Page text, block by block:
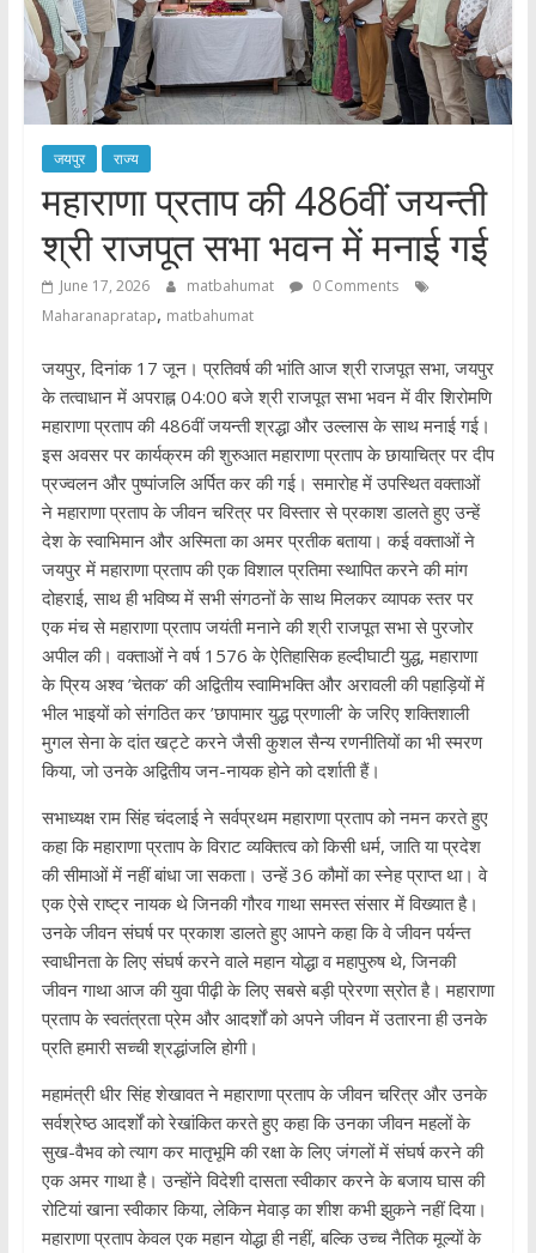
जयपुर राज्य
महाराणा प्रताप की 486वीं जयन्ती
श्री राजपूत सभा भवन में मनाई गई
June 17, 2026 matbahumat
0 Comments
Maharanapratap, matbahumat
जयपुर, दिनांक 17 जून। प्रतिवर्ष की भांति आज श्री राजपूत सभा, जयपुर
के तत्वाधान में अपराह्न 04:00 बजे श्री राजपूत सभा भवन में वीर शिरोमणि
महाराणा प्रताप की 486वीं जयन्ती श्रद्धा और उल्लास के साथ मनाई गई।
इस अवसर पर कार्यक्रम की शुरुआत महाराणा प्रताप के छायाचित्र पर दीप
प्रज्वलन और पुष्पांजलि अर्पित कर की गई। समारोह में उपस्थित वक्ताओं
ने महाराणा प्रताप के जीवन चरित्र पर विस्तार से प्रकाश डालते हुए उन्हें
देश के स्वाभिमान और अस्मिता का अमर प्रतीक बताया। कई वक्ताओं ने
जयपुर में महाराणा प्रताप की एक विशाल प्रतिमा स्थापित करने की मांग
दोहराई, साथ ही भविष्य में सभी संगठनों के साथ मिलकर व्यापक स्तर पर
एक मंच से महाराणा प्रताप जयंती मनाने की श्री राजपूत सभा से पुरजोर
अपील की। वक्ताओं ने वर्ष 1576 के ऐतिहासिक हल्दीघाटी युद्ध, महाराणा
के प्रिय अश्व ’चेतक’ की अद्वितीय स्वामिभक्ति और अरावली की पहाड़ियों में
भील भाइयों को संगठित कर ’छापामार युद्ध प्रणाली’ के जरिए शक्तिशाली
मुगल सेना के दांत खट्टे करने जैसी कुशल सैन्य रणनीतियों का भी स्मरण
किया, जो उनके अद्वितीय जन-नायक होने को दर्शाती हैं।
सभाध्यक्ष राम सिंह चंदलाई ने सर्वप्रथम महाराणा प्रताप को नमन करते हुए
कहा कि महाराणा प्रताप के विराट व्यक्तित्व को किसी धर्म, जाति या प्रदेश
की सीमाओं में नहीं बांधा जा सकता। उन्हें 36 कौमों का स्नेह प्राप्त था। वे
एक ऐसे राष्ट्र नायक थे जिनकी गौरव गाथा समस्त संसार में विख्यात है।
उनके जीवन संघर्ष पर प्रकाश डालते हुए आपने कहा कि वे जीवन पर्यन्त
स्वाधीनता के लिए संघर्ष करने वाले महान योद्धा व महापुरुष थे, जिनकी
जीवन गाथा आज की युवा पीढ़ी के लिए सबसे बड़ी प्रेरणा स्रोत है। महाराणा
प्रताप के स्वतंत्रता प्रेम और आदर्शों को अपने जीवन में उतारना ही उनके
प्रति हमारी सच्ची श्रद्धांजलि होगी।
महामंत्री धीर सिंह शेखावत ने महाराणा प्रताप के जीवन चरित्र और उनके
सर्वश्रेष्ठ आदर्शों को रेखांकित करते हुए कहा कि उनका जीवन महलों के
सुख-वैभव को त्याग कर मातृभूमि की रक्षा के लिए जंगलों में संघर्ष करने की
एक अमर गाथा है। उन्होंने विदेशी दासता स्वीकार करने के बजाय घास की
रोटियां खाना स्वीकार किया, लेकिन मेवाड़ का शीश कभी झुकने नहीं दिया।
महाराणा प्रताप केवल एक महान योद्धा ही नहीं, बल्कि उच्च नैतिक मूल्यों के